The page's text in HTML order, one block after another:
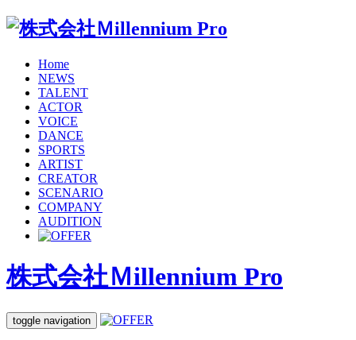
Home
NEWS
TALENT
ACTOR
VOICE
DANCE
SPORTS
ARTIST
CREATOR
SCENARIO
COMPANY
AUDITION
株式会社Ｍillennium Pro
toggle navigation